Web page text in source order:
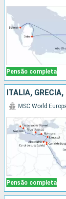
Pensão completa
Pensão completa
MSC World